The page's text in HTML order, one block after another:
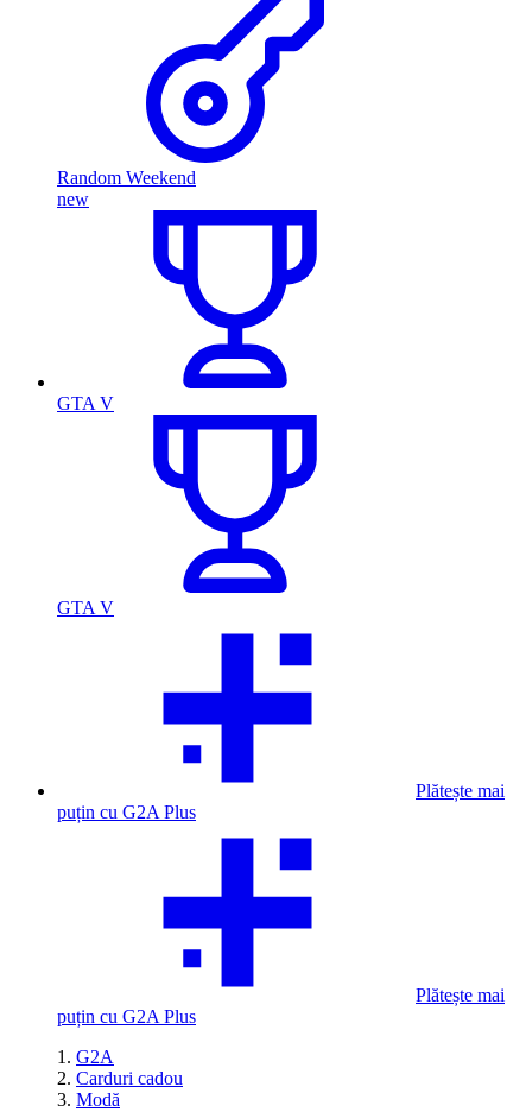
Random Weekend
new
GTA V
GTA V
Plătește mai
puțin cu G2A Plus
Plătește mai
puțin cu G2A Plus
G2A
Carduri cadou
Modă